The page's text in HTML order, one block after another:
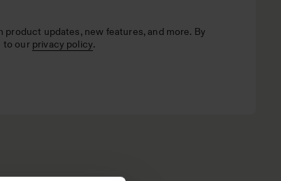
product updates, new features, and more. By
to our privacy policy.